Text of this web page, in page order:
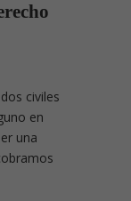
civiles
en
una